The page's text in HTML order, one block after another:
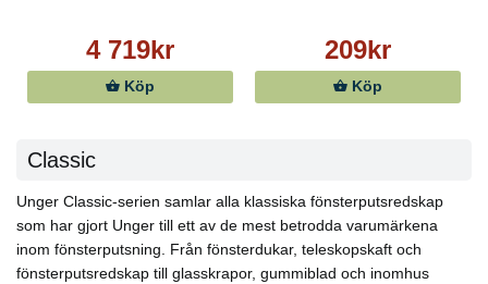
4 719kr
Köp
209kr
Köp
Classic
Unger Classic-serien samlar alla klassiska fönsterputsredskap
som har gjort Unger till ett av de mest betrodda varumärkena
inom fönsterputsning. Från fönsterdukar, teleskopskaft och
fönsterputsredskap till glasskrapor, gummiblad och inomhus